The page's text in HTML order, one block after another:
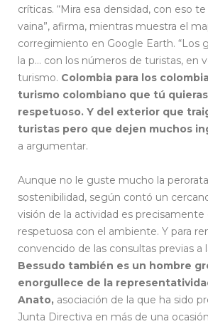
críticas. “Mira esa densidad, con eso
vaina”, afirma, mientras muestra el
corregimiento en Google Earth. “Los
la p… con los números de turistas, en
turismo. Colombia para los
turismo colombiano que tú
respetuoso. Y del exterior que
turistas pero que dejen muchos
a argumentar.
Aunque no le guste mucho la
sostenibilidad, según contó un
visión de la actividad es precisamente
respetuosa con el ambiente. Y para
convencido de las consultas previas a
Bessudo también es un hombre
enorgullece de la
Anato, asociación de la que ha sido
Junta Directiva en más de una